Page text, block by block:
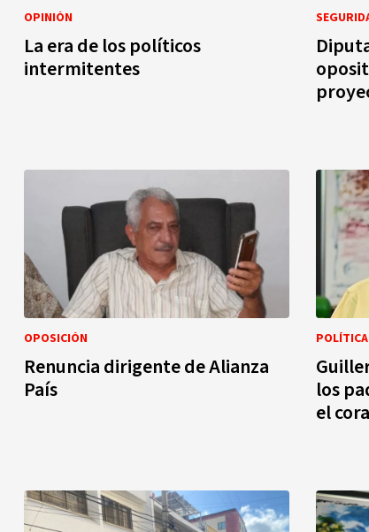
OPINIÓN
La era de los políticos
intermitentes
OPOSICIÓN
Renuncia dirigente de Alianza
País
POLÍTICA
los
el